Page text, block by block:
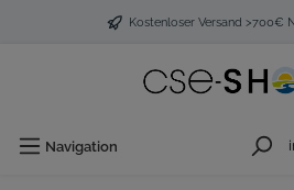
Kostenloser Versand >700€
Navigation